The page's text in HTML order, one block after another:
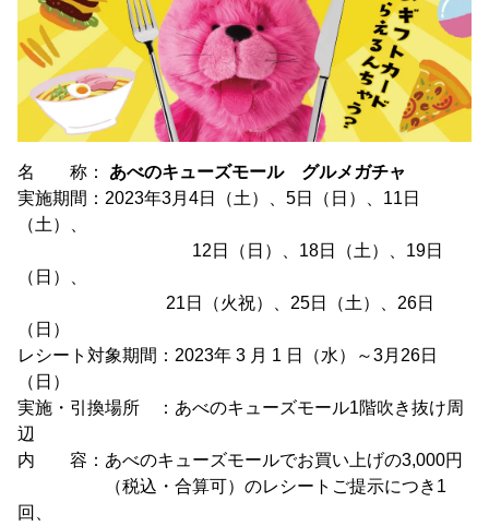
名 称： あべのキューズモール グルメガチャ
実施期間：2023年3月4日（土）、5日（日）、11日
（土）、
12日（日）、18日（土）、19日
（日）、
21日（火祝）、25日（土）、26日
（日）
レシート対象期間：2023年 3 月 1 日（水）～3月26日
（日）
実施・引換場所 ：あべのキューズモール1階吹き抜け周
辺
内 容：あべのキューズモールでお買い上げの3,000円
（税込・合算可）のレシートご提示につき1
回、